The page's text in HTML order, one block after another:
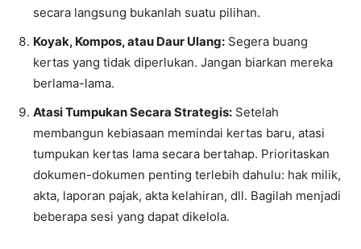
secara langsung bukanlah suatu pilihan.
Koyak, Kompos, atau Daur Ulang: Segera buang
kertas yang tidak diperlukan. Jangan biarkan mereka
berlama-lama.
Atasi Tumpukan Secara Strategis: Setelah
membangun kebiasaan memindai kertas baru, atasi
tumpukan kertas lama secara bertahap. Prioritaskan
dokumen-dokumen penting terlebih dahulu: hak milik,
akta, laporan pajak, akta kelahiran, dll. Bagilah menjadi
beberapa sesi yang dapat dikelola.